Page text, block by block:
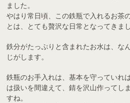
ました。
やはり常日頃、この鉄瓶で入れるお茶
とは、とても贅沢な日常となってきま
鉄分がたっぷりと含まれたお水は、な
じがします。
鉄瓶のお手入れは、基本を守っていれ
は扱いを間違えて、錆を沢山作ってし
すね。